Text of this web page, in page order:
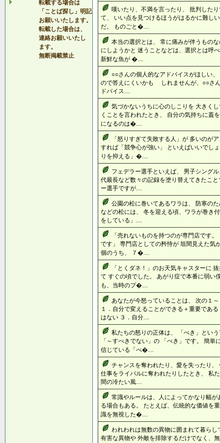
転載する場合は
「ことば探し」明記
お願いいたします。
転載した場合は、
連絡お願いいたし
ます。
無断掲載禁止
嘆いたり、不満を言ったり、 批判した
て、 いい点を見つけるほうがはるかに難し
だ。 ものごと�....
本当の選択とは、 常に痛みが伴うもの
にしようかと 迷うことなどは、選択とは呼
新鮮な魚が �....
○○さんの個人的なアドバイスがほしい
ので答えにくいかも しれませんが、○○さ
ドバイス....
気づかないうちに心のしこりを 大きく
くことを言われたとき、 自分の気持ちに蓋
になるのは�....
「怒りすぎて失敗する人」が 多いのが
すれば「競争心が強い」 といえばいいでし
りを抑える」�....
フェデラー選手といえば、 男子シング
代最長など数々の記録を塗り替えてきたこ
ー選手ですが....
公園の松に巻いてあるワラは、 防寒の
などの松には、 冬を迎える頃、ワラが巻き
をしている」....
「売れないものを持つのが専門店です
です」 専門店としての矜恃が 垣間見えた気
個のうち、 ７�....
「とくダネ！」のお天気キャスターに
て すぐの頃でした。 あがり症で本番に弱い
も、当時のプ�....
あなたが今怒っていることは、 次の１
１．自分で変えることができる＋重要であ
はない ３．自分....
私たちの怒りの正体は、 「べき」とい
「～すべきでない」の 「べき」です。 簡
信じている「べ�....
チャンスを奪われたり、愛を失ったり
仕事をライバルに奪われたりしたとき、 私
間の冷たい風....
常識やルールは、人によってかなり幅
る場合もある。 たとえば、伝統的な価値を
識を無視した�....
われわれは無数の異物に囲まれて暮ら
有害な異物や 外敵を排除するだけでなく、